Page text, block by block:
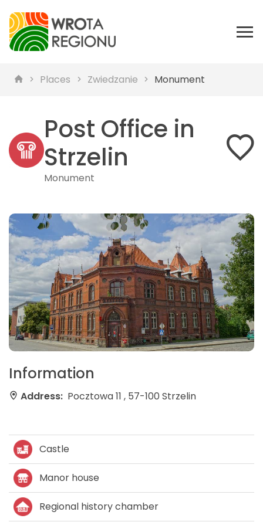
Places Zwiedzanie Monument
Post Office in
Strzelin
Monument
Information
Address: Pocztowa 11 , 57-100 Strzelin
Castle
Manor house
Regional history chamber